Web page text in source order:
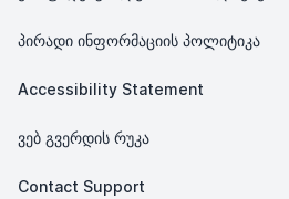
პირადი ინფორმაციის პოლიტიკა
Accessibility Statement
ვებ გვერდის რუკა
Contact Support